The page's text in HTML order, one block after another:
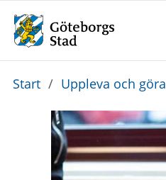
Du
Start / Uppleva och göra